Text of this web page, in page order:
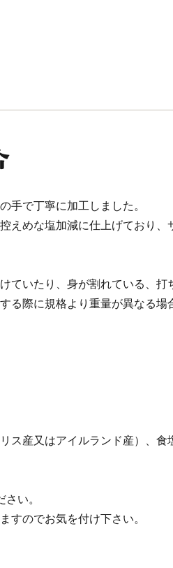
手で丁寧に加工しました。
えめな塩加減に仕上げており、
ていたり、身が割れている、打
る際に規格より重量が異なる場
ス産又はアイルランド産）、食
い。
すのでお気を付け下さい。